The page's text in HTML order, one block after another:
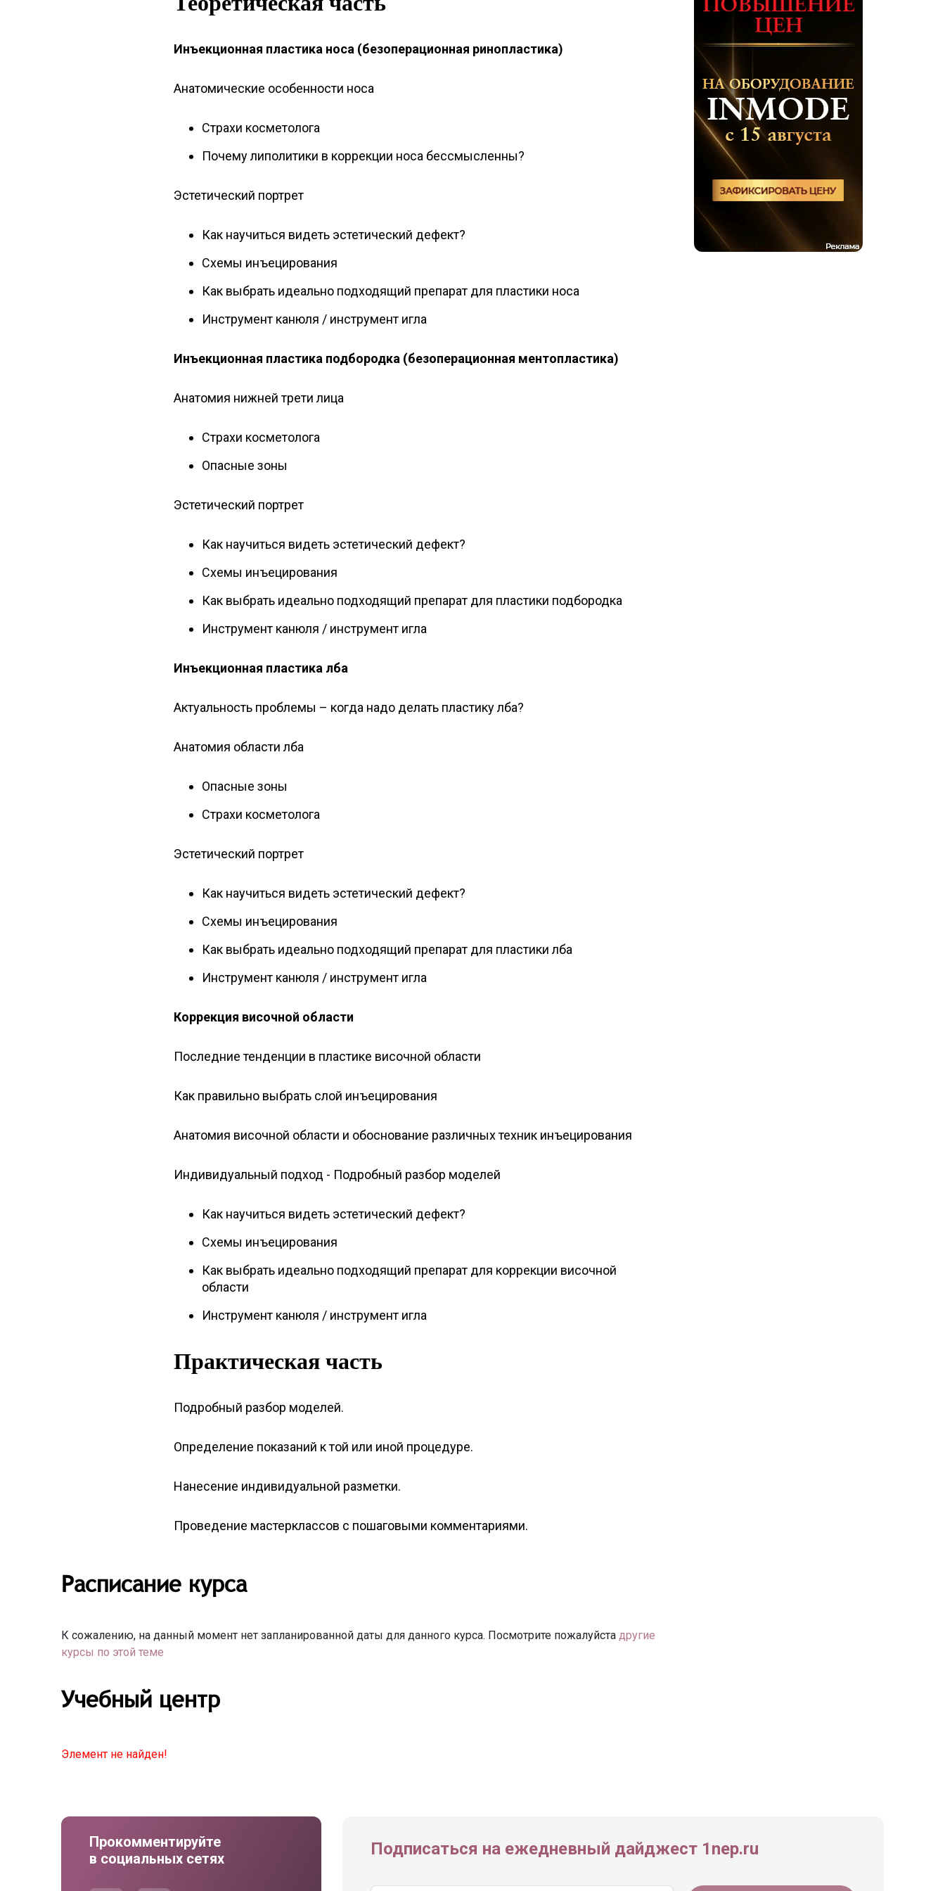
Инъекционная пластика носа (безоперационная ринопластика)
Анатомические особенности носа
Страхи косметолога
Почему липолитики в коррекции носа бессмысленны?
Эстетический портрет
Как научиться видеть эстетический дефект?
Схемы инъецирования
Как выбрать идеально подходящий препарат для пластики носа
Инструмент канюля / инструмент игла
Инъекционная пластика подбородка (безоперационная ментопластика)
Анатомия нижней трети лица
Страхи косметолога
Опасные зоны
Эстетический портрет
Как научиться видеть эстетический дефект?
Схемы инъецирования
Как выбрать идеально подходящий препарат для пластики подбородка
Инструмент канюля / инструмент игла
Инъекционная пластика лба
Актуальность проблемы – когда надо делать пластику лба?
Анатомия области лба
Опасные зоны
Страхи косметолога
Эстетический портрет
Как научиться видеть эстетический дефект?
Схемы инъецирования
Как выбрать идеально подходящий препарат для пластики лба
Инструмент канюля / инструмент игла
Коррекция височной области
Последние тенденции в пластике височной области
Как правильно выбрать слой инъецирования
Анатомия височной области и обоснование различных техник инъецирования
Индивидуальный подход - Подробный разбор моделей
Как научиться видеть эстетический дефект?
Схемы инъецирования
Как выбрать идеально подходящий препарат для коррекции височной
области
Инструмент канюля / инструмент игла
Практическая часть
Подробный разбор моделей.
Определение показаний к той или иной процедуре.
Нанесение индивидуальной разметки.
Проведение мастерклассов с пошаговыми комментариями.
Расписание курса
К сожалению, на данный момент нет запланированной даты для данного курса. Посмотрите пожалуйста другие
курсы по этой теме
Учебный центр
Элемент не найден!
Прокомментируйте
в социальных сетях
Подписаться на ежедневный дайджест 1nep.ru